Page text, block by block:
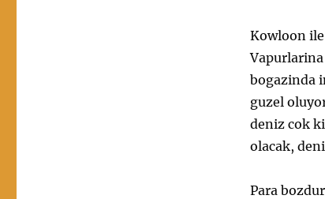
Kowloon
bogazinda
guzel
deniz cok
olacak,
Para